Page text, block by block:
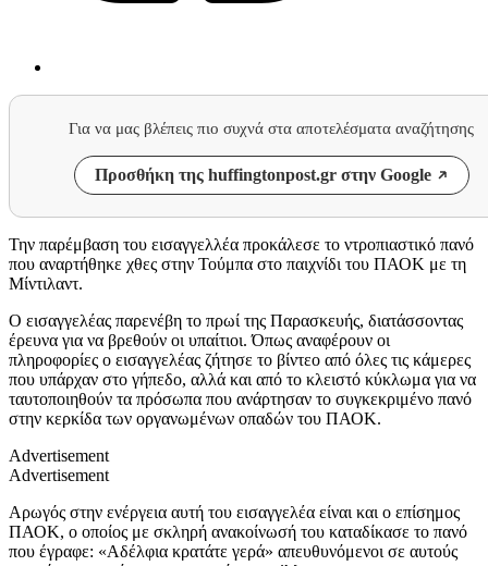
Για να μας βλέπεις πιο συχνά στα αποτελέσματα αναζήτησης
Προσθήκη της huffingtonpost.gr στην Google
Την παρέμβαση του εισαγγελλέα προκάλεσε το ντροπιαστικό πανό
που αναρτήθηκε χθες στην Τούμπα στο παιχνίδι του ΠΑΟΚ με τη
Μίντιλαντ.
Ο εισαγγελέας παρενέβη το πρωί της Παρασκευής, διατάσσοντας
έρευνα για να βρεθούν οι υπαίτιοι. Όπως αναφέρουν οι
πληροφορίες ο εισαγγελέας ζήτησε το βίντεο από όλες τις κάμερες
που υπάρχαν στο γήπεδο, αλλά και από το κλειστό κύκλωμα για να
ταυτοποιηθούν τα πρόσωπα που ανάρτησαν το συγκεκριμένο πανό
στην κερκίδα των οργανωμένων οπαδών του ΠΑΟΚ.
Advertisement
Advertisement
Αρωγός στην ενέργεια αυτή του εισαγγελέα είναι και ο επίσημος
ΠΑΟΚ, ο οποίος με σκληρή ανακοίνωσή του καταδίκασε το πανό
που έγραφε: «Αδέλφια κρατάτε γερά» απευθυνόμενοι σε αυτούς